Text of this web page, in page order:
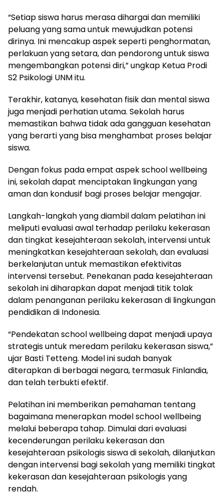
“Setiap siswa harus merasa dihargai dan memiliki
peluang yang sama untuk mewujudkan potensi
dirinya. Ini mencakup aspek seperti penghormatan,
perlakuan yang setara, dan pendorong untuk siswa
mengembangkan potensi diri,” ungkap Ketua Prodi
S2 Psikologi UNM itu.
Terakhir, katanya, kesehatan fisik dan mental siswa
juga menjadi perhatian utama. Sekolah harus
memastikan bahwa tidak ada gangguan kesehatan
yang berarti yang bisa menghambat proses belajar
siswa.
Dengan fokus pada empat aspek school wellbeing
ini, sekolah dapat menciptakan lingkungan yang
aman dan kondusif bagi proses belajar mengajar.
Langkah-langkah yang diambil dalam pelatihan ini
meliputi evaluasi awal terhadap perilaku kekerasan
dan tingkat kesejahteraan sekolah, intervensi untuk
meningkatkan kesejahteraan sekolah, dan evaluasi
berkelanjutan untuk memastikan efektivitas
intervensi tersebut. Penekanan pada kesejahteraan
sekolah ini diharapkan dapat menjadi titik tolak
dalam penanganan perilaku kekerasan di lingkungan
pendidikan di Indonesia.
“Pendekatan school wellbeing dapat menjadi upaya
strategis untuk meredam perilaku kekerasan siswa,”
ujar Basti Tetteng. Model ini sudah banyak
diterapkan di berbagai negara, termasuk Finlandia,
dan telah terbukti efektif.
Pelatihan ini memberikan pemahaman tentang
bagaimana menerapkan model school wellbeing
melalui beberapa tahap. Dimulai dari evaluasi
kecenderungan perilaku kekerasan dan
kesejahteraan psikologis siswa di sekolah, dilanjutkan
dengan intervensi bagi sekolah yang memiliki tingkat
kekerasan dan kesejahteraan psikologis yang
rendah.